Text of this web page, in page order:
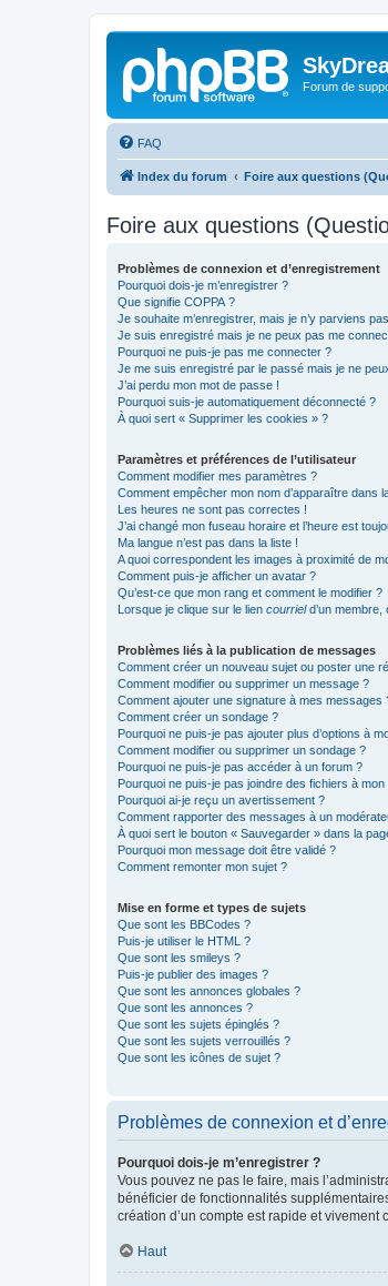
Forum de
FAQ
Index du forum Foire aux questions
Foire aux questions
Problèmes de connexion et d’enregistrement
Pourquoi dois-je m’enregistrer ?
Que signifie COPPA ?
Je souhaite m’enregistrer, mais je n’y parviens
Je suis enregistré mais je ne peux pas me
Pourquoi ne puis-je pas me connecter ?
Je me suis enregistré par le passé mais je ne
J’ai perdu mon mot de passe !
Pourquoi suis-je automatiquement déconnecté ?
À quoi sert « Supprimer les cookies » ?
Paramètres et préférences de l’utilisateur
Comment modifier mes paramètres ?
Comment empêcher mon nom d’apparaître dans
Les heures ne sont pas correctes !
J’ai changé mon fuseau horaire et l’heure est
Ma langue n’est pas dans la liste !
A quoi correspondent les images à proximité de
Comment puis-je afficher un avatar ?
Qu’est-ce que mon rang et comment le modifier ?
Lorsque je clique sur le lien courrield’un membre,
Problèmes liés à la publication de messages
Comment créer un nouveau sujet ou poster une
Comment modifier ou supprimer un message ?
Comment ajouter une signature à mes messages
Comment créer un sondage ?
Pourquoi ne puis-je pas ajouter plus d’options à
Comment modifier ou supprimer un sondage ?
Pourquoi ne puis-je pas accéder à un forum ?
Pourquoi ne puis-je pas joindre des fichiers à
Pourquoi ai-je reçu un avertissement ?
Comment rapporter des messages à un
À quoi sert le bouton « Sauvegarder » dans la
Pourquoi mon message doit être validé ?
Comment remonter mon sujet ?
Mise en forme et types de sujets
Que sont les BBCodes ?
Puis-je utiliser le HTML ?
Que sont les smileys ?
Puis-je publier des images ?
Que sont les annonces globales ?
Que sont les annonces ?
Que sont les sujets épinglés ?
Que sont les sujets verrouillés ?
Que sont les icônes de sujet ?
Problèmes de connexion et
Pourquoi dois-je m’enregistrer ?
Vous pouvez ne pas le faire, mais
bénéficier de fonctionnalités
création d’un compte est rapide et vivement
Haut